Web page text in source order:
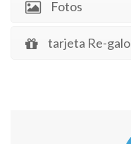
Fotos
tarjeta Re-galo